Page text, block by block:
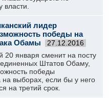
власти.
лидер
победы на
Обамы
27.12.2016
20 января сменит на посту
Штатов Обаму,
победы
на выборах, если бы у него
на третий срок.